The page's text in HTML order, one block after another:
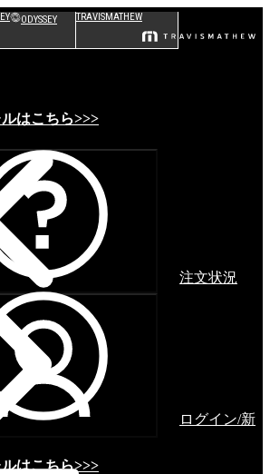
ODYSSEY TRAVISMATHEW
はこちら>>>
はこちら>>>
注文状況
ログイン/新